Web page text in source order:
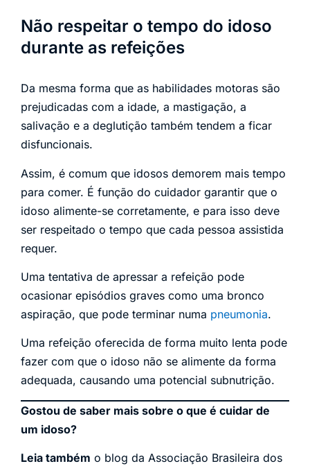
Não respeitar o tempo do idoso
durante as refeições
Da mesma forma que as habilidades motoras são
prejudicadas com a idade, a mastigação, a
salivação e a deglutição também tendem a ficar
disfuncionais.
Assim, é comum que idosos demorem mais tempo
para comer. É função do cuidador garantir que o
idoso alimente-se corretamente, e para isso deve
ser respeitado o tempo que cada pessoa assistida
requer.
Uma tentativa de apressar a refeição pode
ocasionar episódios graves como uma bronco
aspiração, que pode terminar numa pneumonia.
Uma refeição oferecida de forma muito lenta pode
fazer com que o idoso não se alimente da forma
adequada, causando uma potencial subnutrição.
Gostou de saber mais sobre o que é cuidar de
um idoso?
Leia também o blog da Associação Brasileira dos